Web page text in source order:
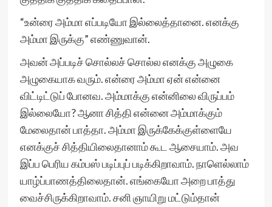
“உன்ரை அம்மா எப்படியோ இல்லைத்தானை. எனக்கு
அம்மா இருக்கு” எண்ணுவான்.
அவன் அப்படிச் சொல்லச் சொல்ல எனக்கு அழுகை
அழுகையாக வரும். என்ரை அம்மா ஏன் என்னை
விட்டிட்டுப் போனவ. அம்மாக்கு என்னிலை விருப்பம்
இல்லையோ? ஆனா சித்தி என்னை அம்மாக்கும்
மேலைதான் பாத்தா. அம்மா இருக்கேக்குள்ளையே
எனக்குச் சித்தியிலைதானாம் கூட ஆசையாம். அவ
இப்ப பெரிய கம்பஸ் படிப்புப் படிக்கிறாவாம். நாளெல்லாம்
யாழ்ப்பாணத்திலைதான். எங்கையோ அறை பாத்து
வைச்சிருக்கிறாவாம். சனி ஞாயிறு மட்டும்தான்